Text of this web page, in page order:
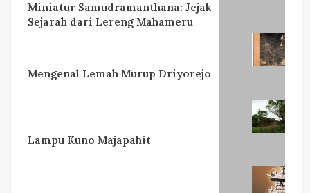
Miniatur Samudramanthana: Jejak
Sejarah dari Lereng Mahameru
Mengenal Lemah Murup Driyorejo
Lampu Kuno Majapahit